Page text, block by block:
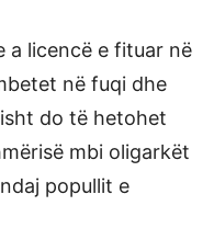
a licencë e fituar në
në fuqi dhe
do të hetohet
mbi oligarkët
popullit e